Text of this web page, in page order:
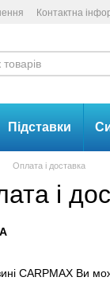
Контактна
Підставки
Оплата і доставка
і
CARPMAX Ви